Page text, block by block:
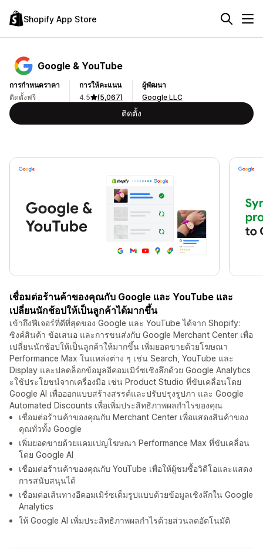
Shopify App Store
Google & YouTube
การกำหนดราคา
ติดตั้งฟรี
การให้คะแนน
4.5
(5,067)
ผู้พัฒนา
Google LLC
ติดตั้ง
เชื่อมต่อร้านค้าของคุณกับ Google และ YouTube และ
เปลี่ยนนักช้อปให้เป็นลูกค้าได้มากขึ้น
เข้าถึงฟีเจอร์ที่ดีที่สุดของ Google และ YouTube ได้จาก Shopify:
ซิงค์สินค้า ข้อเสนอ และการขนส่งกับ Google Merchant Center เพื่อ
เปลี่ยนนักช้อปให้เป็นลูกค้าให้มากขึ้น เพิ่มยอดขายด้วยโฆษณา
Performance Max ในแหล่งต่าง ๆ เช่น Search, YouTube และ
Display และปลดล็อกข้อมูลอีคอมเมิร์ซเชิงลึกด้วย Google Analytics
ะใช้ประโยชน์จากเครื่องมือ เช่น Product Studio ที่ขับเคลื่อนโดย
Google AI เพื่อออกแบบสร้างสรรค์และปรับปรุงรูปภา และ Google
Automated Discounts เพื่อเพิ่มประสิทธิภาพผลกำไรของคุณ
เชื่อมต่อร้านค้าของคุณกับ Merchant Center เพื่อแสดงสินค้าของ
คุณทั่วทั้ง Google
เพิ่มยอดขายด้วยแคมเปญโฆษณา Performance Max ที่ขับเคลื่อน
โดย Google AI
เชื่อมต่อร้านค้าของคุณกับ YouTube เพื่อให้ผู้ชมซื้อวิดีโอและแสดง
การสนับสนุนได้
เชื่อมต่อเส้นทางอีคอมเมิร์ซเต็มรูปแบบด้วยข้อมูลเชิงลึกใน Google
Analytics
ให้ Google AI เพิ่มประสิทธิภาพผลกำไรด้วยส่วนลดอัตโนมัติ